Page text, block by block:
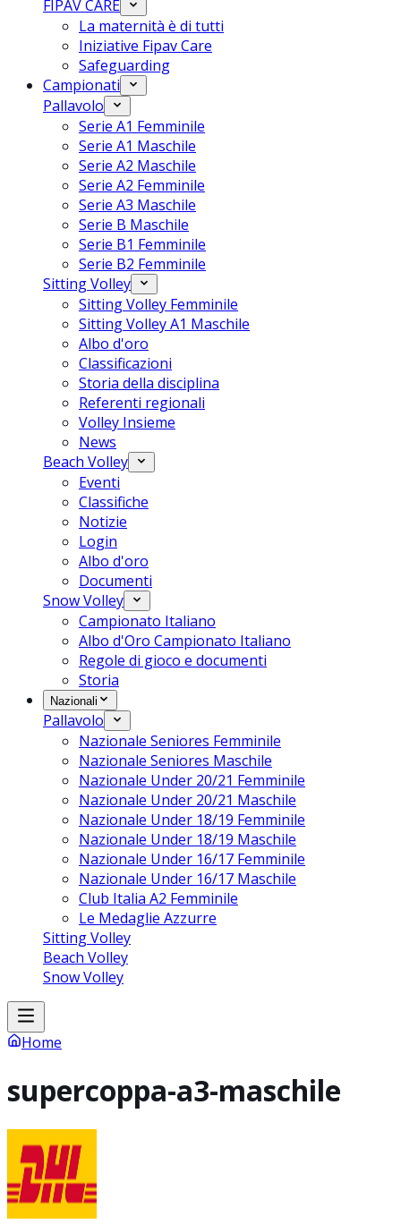
FIPAV CARE
La maternità è di tutti
Iniziative Fipav Care
Safeguarding
Campionati
Pallavolo
Serie A1 Femminile
Serie A1 Maschile
Serie A2 Maschile
Serie A2 Femminile
Serie A3 Maschile
Serie B Maschile
Serie B1 Femminile
Serie B2 Femminile
Sitting Volley
Sitting Volley Femminile
Sitting Volley A1 Maschile
Albo d'oro
Classificazioni
Storia della disciplina
Referenti regionali
Volley Insieme
News
Beach Volley
Eventi
Classifiche
Notizie
Login
Albo d'oro
Documenti
Snow Volley
Campionato Italiano
Albo d'Oro Campionato Italiano
Regole di gioco e documenti
Storia
Nazionali
Pallavolo
Nazionale Seniores Femminile
Nazionale Seniores Maschile
Nazionale Under 20/21 Femminile
Nazionale Under 20/21 Maschile
Nazionale Under 18/19 Femminile
Nazionale Under 18/19 Maschile
Nazionale Under 16/17 Femminile
Nazionale Under 16/17 Maschile
Club Italia A2 Femminile
Le Medaglie Azzurre
Sitting Volley
Beach Volley
Snow Volley
Home
supercoppa-a3-maschile